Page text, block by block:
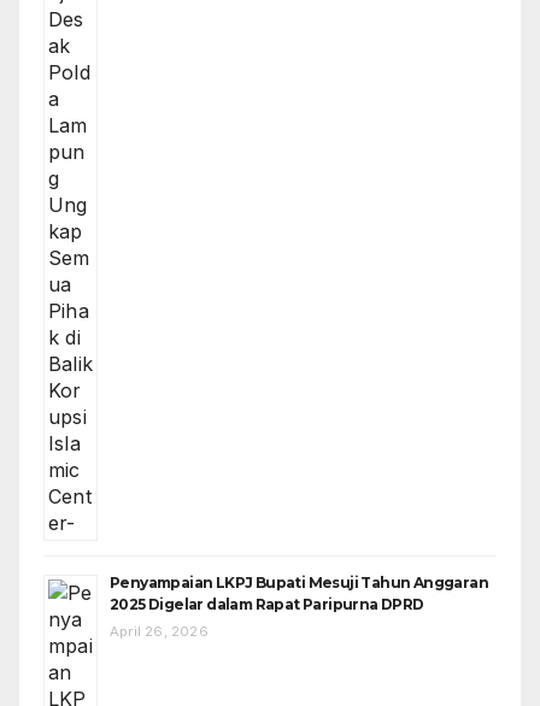
Penyampaian LKPJ Bupati Mesuji Tahun Anggaran
2025 Digelar dalam Rapat Paripurna DPRD
April 26, 2026